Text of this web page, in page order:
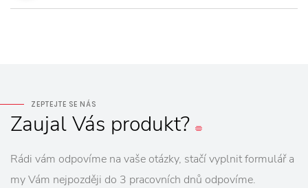
ZEPTEJTE SE NÁS
ZaujalVás produkt?
Rádi vám odpovíme na vaše otázky, stačí vyplnit formulář a
my Vám nejpozději do 3 pracovních dnů odpovíme.